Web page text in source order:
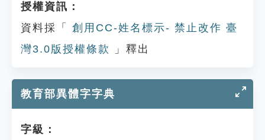
授權資訊：
資料採「
創用CC-姓名標示- 禁止改作 臺
灣3.0版授權條款
」釋出
教育部異體字字典
字級：